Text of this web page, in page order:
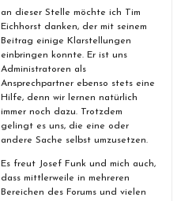
an dieser Stelle möchte ich Tim
Eichhorst danken, der mit seinem
Beitrag einige Klarstellungen
einbringen konnte. Er ist uns
Administratoren als
Ansprechpartner ebenso stets eine
Hilfe, denn wir lernen natürlich
immer noch dazu. Trotzdem
gelingt es uns, die eine oder
andere Sache selbst umzusetzen.
Es freut Josef Funk und mich auch,
dass mittlerweile in mehreren
Bereichen des Forums und vielen